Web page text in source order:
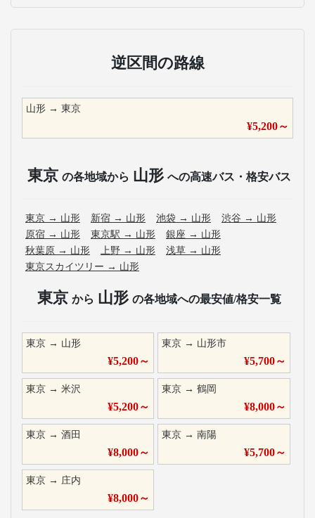
逆区間の路線
山形 → 東京
¥5,200～
東京 の各地域から 山形 への高速バス・格安バス
東京 → 山形 新宿 → 山形 池袋 → 山形 渋谷 → 山形
原宿 → 山形 東京駅 → 山形 銀座 → 山形
秋葉原 → 山形 上野 → 山形 浅草 → 山形
東京スカイツリー → 山形
東京 から 山形 の各地域への最安値/格安一覧
東京 → 山形
¥5,200～
東京 → 山形市
¥5,700～
東京 → 米沢
¥5,200～
東京 →鶴岡
¥8,000～
東京 → 酒田
¥8,000～
東京 →南陽
¥5,700～
東京 → 庄内
¥8,000～